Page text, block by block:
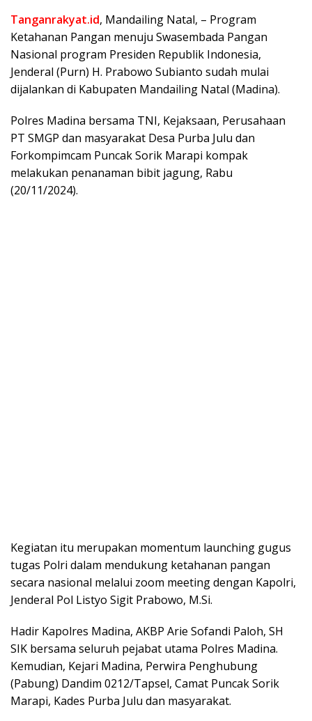
Tanganrakyat.id, Mandailing Natal, – Program
Ketahanan Pangan menuju Swasembada Pangan
Nasional program Presiden Republik Indonesia,
Jenderal (Purn) H. Prabowo Subianto sudah mulai
dijalankan di Kabupaten Mandailing Natal (Madina).
Polres Madina bersama TNI, Kejaksaan, Perusahaan
PT SMGP dan masyarakat Desa Purba Julu dan
Forkompimcam Puncak Sorik Marapi kompak
melakukan penanaman bibit jagung, Rabu
(20/11/2024).
Kegiatan itu merupakan momentum launching gugus
tugas Polri dalam mendukung ketahanan pangan
secara nasional melalui zoom meeting dengan Kapolri,
Jenderal Pol Listyo Sigit Prabowo, M.Si.
Hadir Kapolres Madina, AKBP Arie Sofandi Paloh, SH
SIK bersama seluruh pejabat utama Polres Madina.
Kemudian, Kejari Madina, Perwira Penghubung
(Pabung) Dandim 0212/Tapsel, Camat Puncak Sorik
Marapi, Kades Purba Julu dan masyarakat.